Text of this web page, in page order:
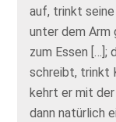
auf, trinkt
unter dem Arm
zum Essen […];
schreibt, trinkt
kehrt er mit
dann natürlich